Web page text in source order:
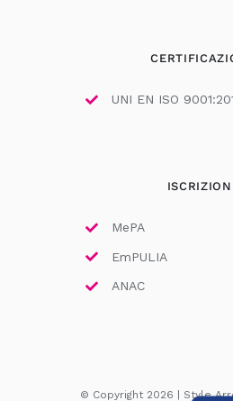
UNI EN ISO
MePA
EmPULIA
ANAC
© Copyright 2026 | Style